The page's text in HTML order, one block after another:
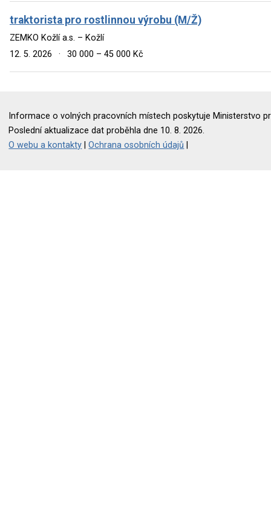
traktorista pro rostlinnou výrobu (M/Ž)
ZEMKO Kožlí a.s. – Kožlí
12. 5. 2026
· 30 000 – 45 000 Kč
Informace o volných pracovních místech poskytuje Ministerstvo
Poslední aktualizace dat proběhla dne 10. 8. 2026.
O webu a kontakty |Ochrana osobních údajů